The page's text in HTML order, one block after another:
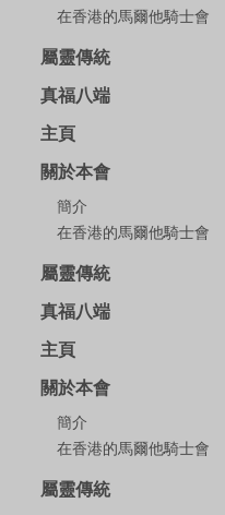
在香港的馬爾他騎士會
屬靈傳統
真福八端
主頁
關於本會
簡介
在香港的馬爾他騎士會
屬靈傳統
真福八端
主頁
關於本會
簡介
在香港的馬爾他騎士會
屬靈傳統